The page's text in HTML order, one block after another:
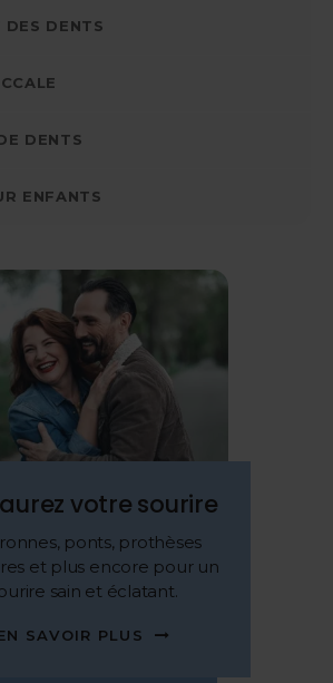
DES DENTS
DENTS
ENFANTS
votre sourire
ponts, prothèses
et plus encore pour un
sain et éclatant.
SAVOIR PLUS